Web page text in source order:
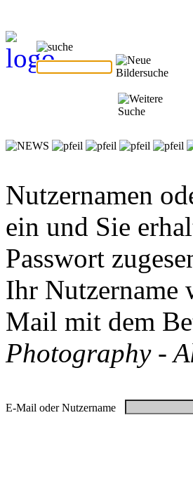
Nutzernamen
ein und Sie
Passwort
Ihr Nutzername
Mail mit dem
Photography -
E-Mail oder Nutzername